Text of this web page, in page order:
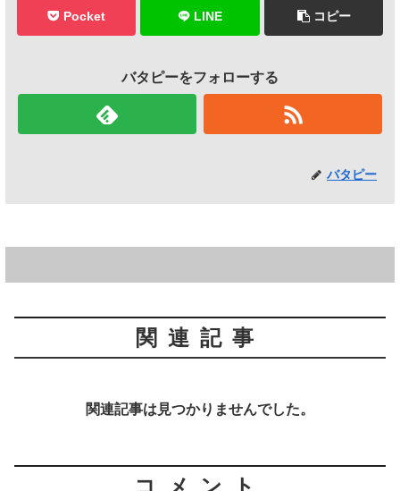
Pocket LINE コピー
バタピーをフォローする
バタピー
関連記事
関連記事は見つかりませんでした。